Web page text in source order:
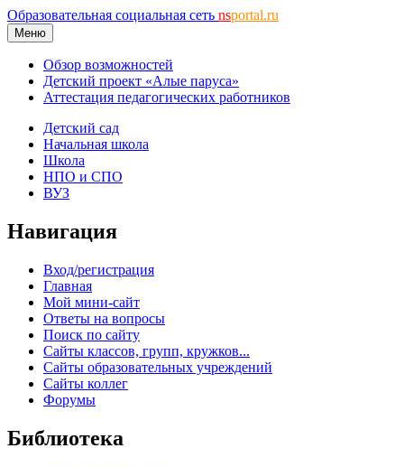
Образовательная социальная сеть nsportal.ru
Меню
Обзор возможностей
Детский проект «Алые паруса»
Аттестация педагогических работников
Детский сад
Начальная школа
Школа
НПО и СПО
ВУЗ
Навигация
Вход/регистрация
Главная
Мой мини-сайт
Ответы на вопросы
Поиск по сайту
Сайты классов, групп, кружков...
Сайты образовательных учреждений
Сайты коллег
Форумы
Библиотека